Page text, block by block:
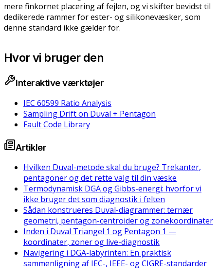
mere finkornet placering af fejlen, og vi skifter bevidst til
dedikerede rammer for ester- og silikonevæsker, som
denne standard ikke gælder for.
Hvor vi bruger den
Interaktive værktøjer
IEC 60599 Ratio Analysis
Sampling Drift on Duval + Pentagon
Fault Code Library
Artikler
Hvilken Duval-metode skal du bruge? Trekanter,
pentagoner og det rette valg til din væske
Termodynamisk DGA og Gibbs-energi: hvorfor vi
ikke bruger det som diagnostik i felten
Sådan konstrueres Duval-diagrammer: ternær
geometri, pentagon-centroider og zonekoordinater
Inden i Duval Triangel 1 og Pentagon 1 —
koordinater, zoner og live-diagnostik
Navigering i DGA-labyrinten: En praktisk
sammenligning af IEC-, IEEE- og CIGRE-standarder